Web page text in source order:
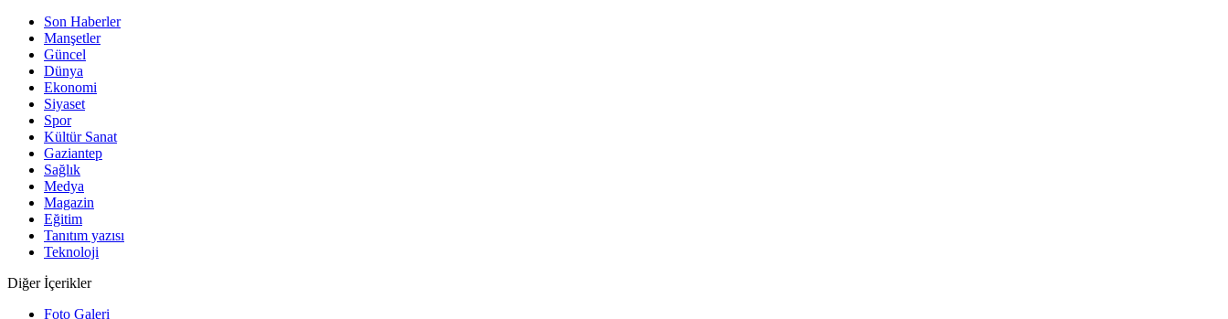
Son Haberler
Manşetler
Güncel
Dünya
Ekonomi
Siyaset
Spor
Kültür Sanat
Gaziantep
Sağlık
Medya
Magazin
Eğitim
Tanıtım yazısı
Teknoloji
Diğer İçerikler
Foto Galeri